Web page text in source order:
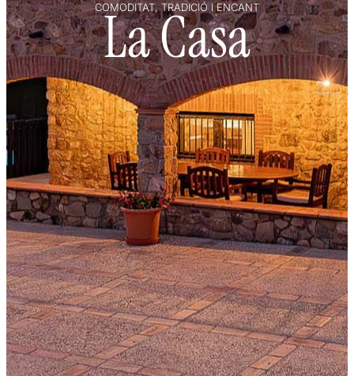
COMODITAT, TRADICIÓ I ENCANT
La Casa